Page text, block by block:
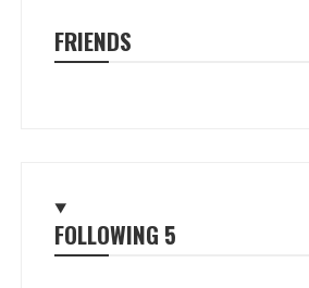
FRIENDS
FOLLOWING 5